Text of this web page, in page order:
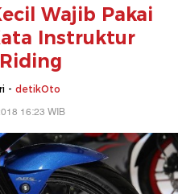
Wajib Pakai
Instruktur
- detikOto
16:23 WIB